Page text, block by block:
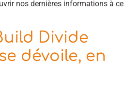
nos dernières informations à ce
Divide
dévoile, en